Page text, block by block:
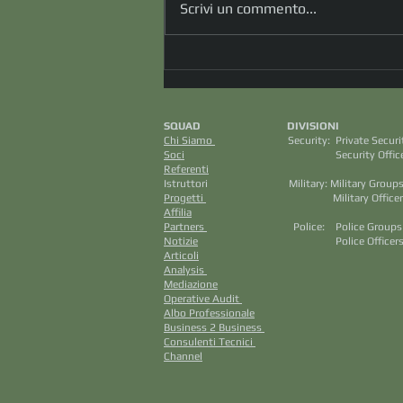
Dall'evento alla comprensione. Il
primo passo per decidere bene.
Scrivi un commento...
SQUAD
Chi Siamo
Security: Private
Soci Security Officers
Referenti Aviazione
Istruttori Military:
Progetti
Military Officers
Affilia
Partners
Police: Police
Notizie Police Officers
Articoli
Analysis
Mediazione
Operative Audit
Albo Professionale K9
Business 2 Business
Consulenti Tecnici ​
Channel